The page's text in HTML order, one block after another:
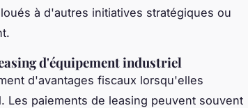
à d'autres initiatives stratégiques ou
d'équipement industriel
d'avantages fiscaux lorsqu'elles
paiements de leasing peuvent souvent